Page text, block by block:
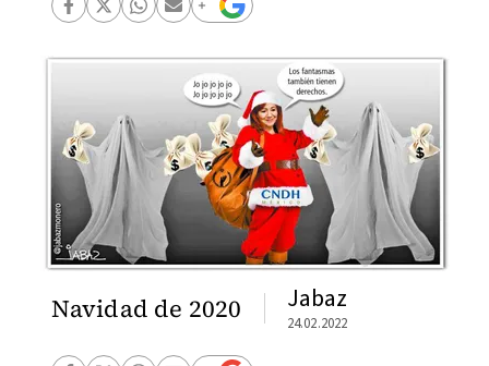
Navidad de 2020 Jabaz
24.02.2022